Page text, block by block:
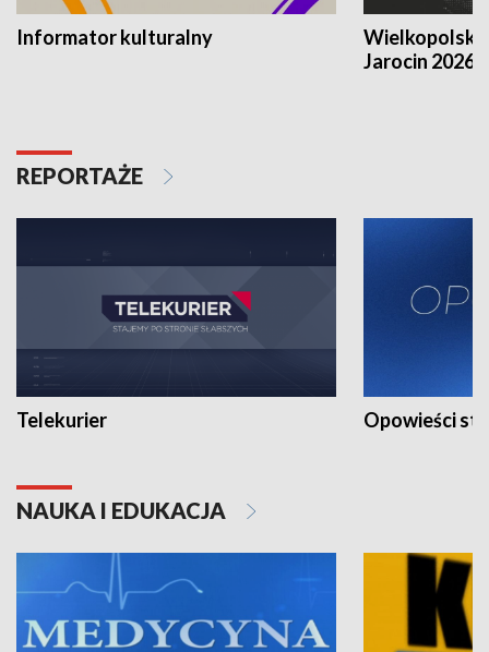
Informator kulturalny
Jarocin 2026
REPORTAŻE
Telekurier Opowieści
NAUKA I EDUKACJA